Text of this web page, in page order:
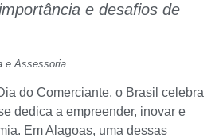
e desafios de
e Assessoria
do Comerciante, o Brasil celebra
dedica a empreender, inovar e
Em Alagoas, uma dessas